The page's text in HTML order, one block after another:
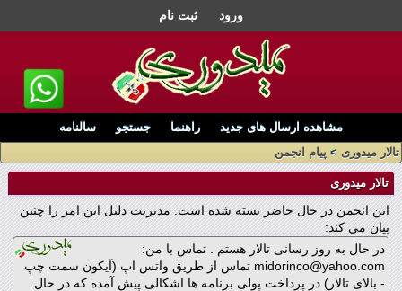
ورود ثبت نام
مشاهده ارسال های جدید راهنما جستجو
سالنامه
تالار میدوری > پیام انجمن
تالار میدوری
این انجمن در حال حاضر بسته شده است. مدیریت دلیل این امر را چنین
بیان می کند:
در حال به روز رسانی تالار هستم . تماس با من:
midorinco@yahoo.com تماس از طریق واتس اپ (آیکون سمت چپ
- بالای تالار) در پرداخت پولی برنامه ها اشکالی پیش آمده که در حال